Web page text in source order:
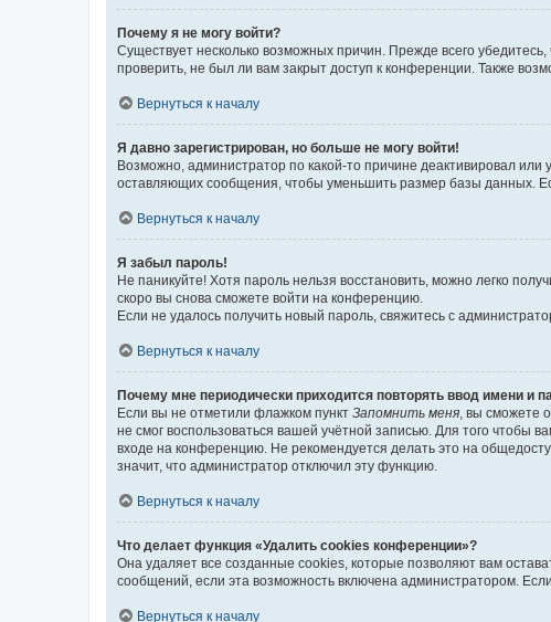
Почему я не могу войти?
Существует несколько возможных причин. Прежде всего
проверить, не был ли вам закрыт доступ к конференции. Также
Вернуться к началу
Я давно зарегистрирован, но больше не могу войти!
Возможно, администратор по какой-то причине деактивировал
оставляющих сообщения, чтобы уменьшить размер базы данных.
Вернуться к началу
Я забыл пароль!
Не паникуйте! Хотя пароль нельзя восстановить, можно легко
скоро вы снова сможете войти на конференцию.
Если не удалось получить новый пароль, свяжитесь с
Вернуться к началу
Почему мне периодически приходится повторять ввод имени и
Если вы не отметили флажком пункт Запомнить меня , вы сможете
не смог воспользоваться вашей учётной записью. Для того чтобы
входе на конференцию. Не рекомендуется делать это на
значит, что администратор отключил эту функцию.
Вернуться к началу
Что делает функция «Удалить cookies конференции»?
Она удаляет все созданные cookies, которые позволяют вам
сообщений, если эта возможность включена администратором.
Вернуться к началу